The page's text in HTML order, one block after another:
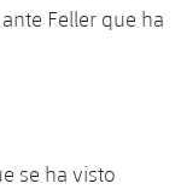
Feller que ha
se ha visto